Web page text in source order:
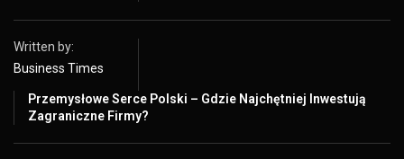
Written by:
Business Times
Przemysłowe Serce Polski – Gdzie Najchętniej Inwestują
Zagraniczne Firmy?